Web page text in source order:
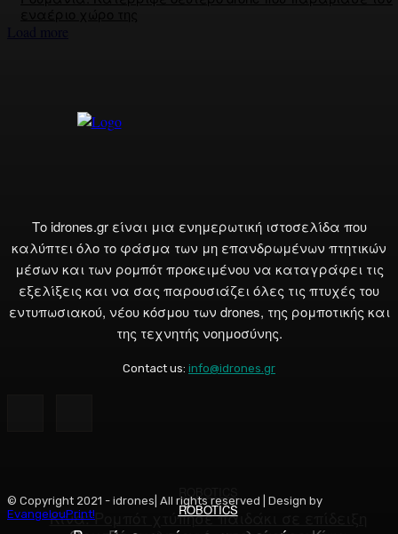
Κίνα: Ρομπότ χτύπησε παιδάκι σε επίδειξη
ROBOTICS
ROBOTICS
Το idrones.gr είναι μια ενημερωτική ιστοσελίδα που
καλύπτει όλο το φάσμα των μη επανδρωμένων πτητικών
μέσων και των ρομπότ προκειμένου να καταγράφει τις
εξελίξεις και να σας παρουσιάζει όλες τις πτυχές του
εντυπωσιακού, νέου κόσμου των drones, της ρομποτικής και
της τεχνητής νοημοσύνης.
Contact us: info@idrones.gr
© Copyright 2021 - idrones| All rights reserved | Design by
EvangelouPrint!